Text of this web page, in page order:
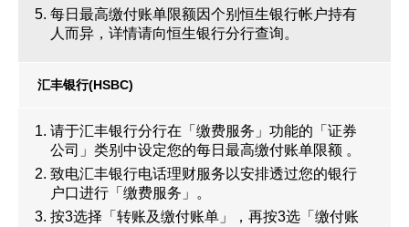
每日最高缴付账单限额因个别恒生银行帐户持有
人而异，详情请向恒生银行分行查询。
汇丰银行(HSBC)
请于汇丰银行分行在「缴费服务」功能的「证券
公司」类别中设定您的每日最高缴付账单限额 。
致电汇丰银行电话理财服务以安排透过您的银行
户口进行「缴费服务」。
按3选择「转账及缴付账单」，再按3选「缴付账